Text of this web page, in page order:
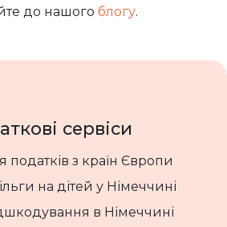
до нашого блогу.
сервіси
податків з країн Європи
на дітей у Німеччині
в Німеччині